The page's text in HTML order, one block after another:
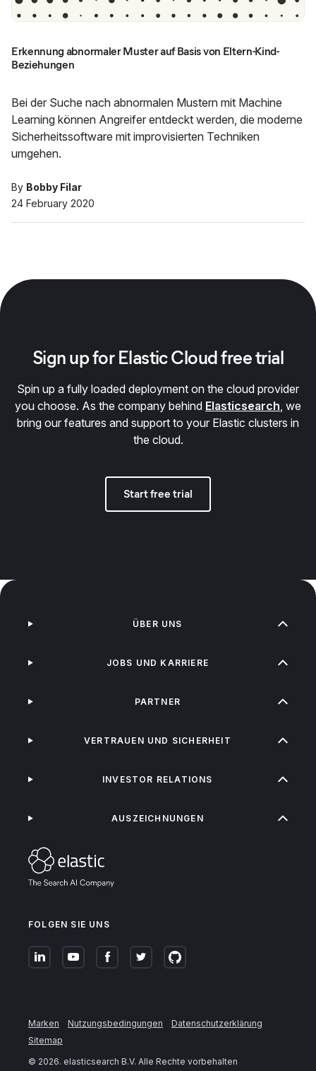
Erkennung abnormaler Muster auf Basis von Eltern-Kind-
Beziehungen
Bei der Suche nach abnormalen Mustern mit Machine
Learning können Angreifer entdeckt werden, die moderne
Sicherheitssoftware mit improvisierten Techniken
umgehen.
By Bobby Filar
24 February 2020
Sign up for Elastic Cloud free trial
Spin up a fully loaded deployment on the cloud provider
you choose. As the company behind Elasticsearch, we
bring our features and support to your Elastic clusters in
the cloud.
Start free trial
FOLGEN SIE UNS
ÜBER UNS
JOBS UND KARRIERE
PARTNER
VERTRAUEN UND SICHERHEIT
INVESTOR RELATIONS
AUSZEICHNUNGEN
Marken Nutzungsbedingungen
Datenschutzerklärung
Sitemap
© 2026. elasticsearch B.V. Alle Rechte vorbehalten